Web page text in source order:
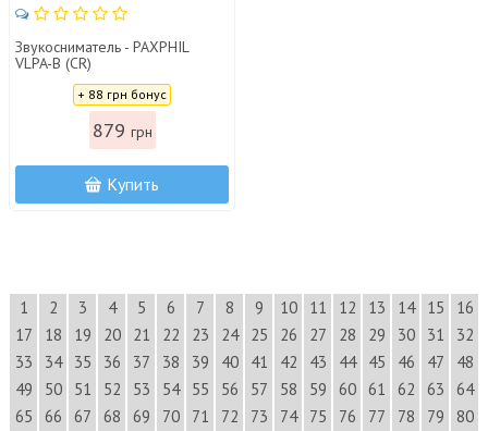
Звукосниматель - PAXPHIL
VLPA-B (CR)
+ 88 грн бонус
879 грн
Купить
1 2 3 4 5 6 7 8 9 10 11 12 13 14 15
16
17
18 19 20 21 22 23 24 25 26 27 28 29 30 31
32
33
34 35 36 37 38 39 40 41 42 43 44 45 46 47
48
49
50 51 52 53 54 55 56 57 58 59 60 61 62 63
64
65
66 67 68 69 70 71 72 73 74 75 76 77 78 79
80